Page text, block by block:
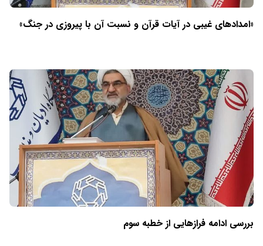
«امدادهای غیبی در آیات قرآن و نسبت آن با پیروزی در جنگ»
بررسی ادامه فرازهایی از خطبه سوم